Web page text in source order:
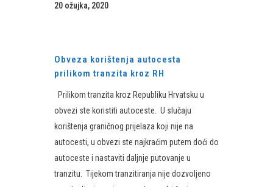
20 ožujka, 2020
Obveza korištenja autocesta
prilikom tranzita kroz RH
Prilikom tranzita kroz Republiku Hrvatsku u
obvezi ste koristiti autoceste. U slučaju
korištenja graničnog prijelaza koji nije na
autocesti, u obvezi ste najkraćim putem doći do
autoceste i nastaviti daljnje putovanje u
tranzitu. Tijekom tranzitiranja nije dozvoljeno